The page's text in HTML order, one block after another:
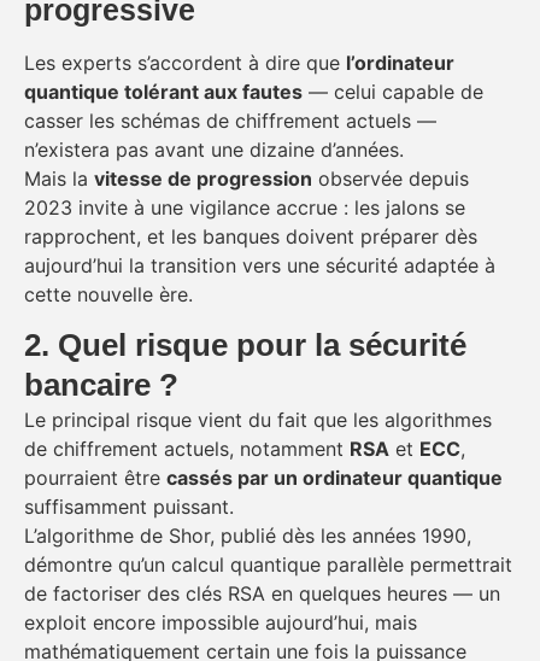
progressive
Les experts s’accordent à dire que l’ordinateur
quantique tolérant aux fautes — celui capable de
casser les schémas de chiffrement actuels —
n’existera pas avant une dizaine d’années.
Mais la vitesse de progression observée depuis
2023 invite à une vigilance accrue : les jalons se
rapprochent, et les banques doivent préparer dès
aujourd’hui la transition vers une sécurité adaptée à
cette nouvelle ère.
2. Quel risque pour la sécurité
bancaire ?
Le principal risque vient du fait que les algorithmes
de chiffrement actuels, notamment RSA et ECC,
pourraient être cassés par un ordinateur quantique
suffisamment puissant.
L’algorithme de Shor, publié dès les années 1990,
démontre qu’un calcul quantique parallèle permettrait
de factoriser des clés RSA en quelques heures — un
exploit encore impossible aujourd’hui, mais
mathématiquement certain une fois la puissance